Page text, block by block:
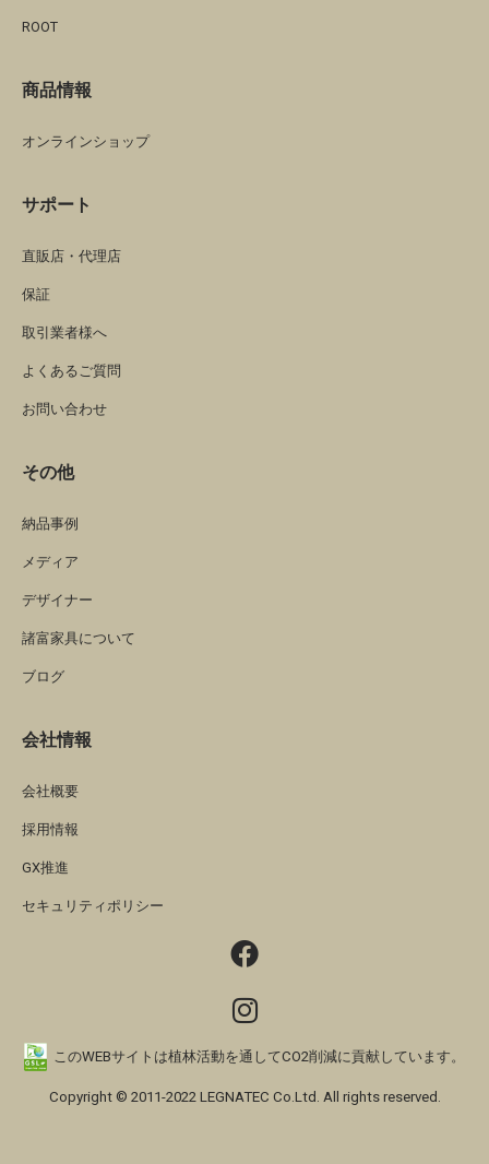
ROOT
商品情報
オンラインショップ
サポート
直販店・代理店
保証
取引業者様へ
よくあるご質問
お問い合わせ
その他
納品事例
メディア
デザイナー
諸富家具について
ブログ
会社情報
会社概要
採用情報
GX推進
セキュリティポリシー
このWEBサイトは植林活動を通してCO2削減に貢献しています。
Copyright © 2011-2022 LEGNATEC Co.Ltd. All rights reserved.